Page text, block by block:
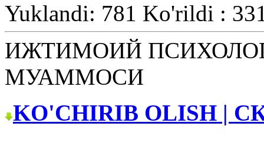
Yuklandi: 781 Ko'rildi :
ИЖТИМОИЙ
МУАММОСИ
KO'CHIRIB OLISH |